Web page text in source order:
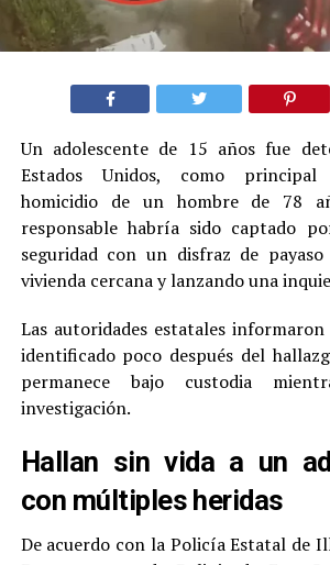
Un adolescente de 15 años fue
Estados Unidos, como principal
homicidio de un hombre de 78
responsable habría sido captado
seguridad con un disfraz de
vivienda cercana y lanzando una
Las autoridades estatales
identificado poco después del
permanece bajo custodia
investigación.
Hallan sin vida a un
con múltiples heridas
De acuerdo con la Policía Estatal de